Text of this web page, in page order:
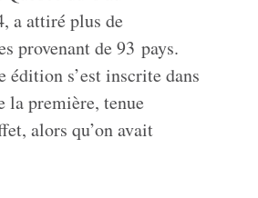
a attiré plus de
provenant de 93 pays.
édition s’est inscrite dans
la première, tenue
alors qu’on avait